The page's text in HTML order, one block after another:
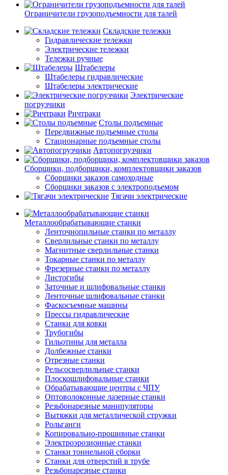
Ограничители грузоподъемности для талей
Складские тележки
Гидравлические тележки
Электрические тележки
Тележки ручные
Штабелеры
Штабелеры гидравлические
Штабелеры электрические
Электрические
погрузчики
Ричтраки
Столы подъемные
Передвижные подъемные столы
Стационарные подъемные столы
Автопогрузчики
Сборщики, подборщики, комплектовщики заказов
Сборщики заказов самоходные
Сборщики заказов с электроподъемом
Тягачи электрические
Металлообрабатывающие станки
Ленточнопильные станки по металлу
Сверлильные станки по металлу
Магнитные сверлильные станки
Токарные станки по металлу
Фрезерные станки по металлу
Листогибы
Заточные и шлифовальные станки
Ленточные шлифовальные станки
Фаскосъемные машины
Прессы гидравлические
Станки для ковки
Трубогибы
Гильотины для металла
Долбежные станки
Отрезные станки
Рельсосверлильные станки
Плоскошлифовальные станки
Обрабатывающие центры с ЧПУ
Оптоволоконные лазерные станки
Резьбонарезные манипуляторы
Вытяжки для металлической стружки
Рольганги
Копировально-прошивные станки
Электроэрозионные станки
Станки тоннельной сборки
Станки для отверстий в трубе
Резьбонарезные станки